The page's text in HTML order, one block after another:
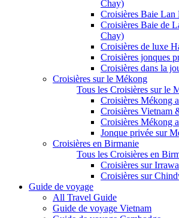
Chay)
Croisières Baie Lan
Croisières Baie de
Chay)
Croisières de luxe
Croisières jonques
Croisières dans la
Croisières sur le Mékong
Tous les Croisières sur le
Croisières Mékong
Croisières Vietnam
Croisières Mékong
Jonque privée sur
Croisières en Birmanie
Tous les Croisières en
Croisières sur
Croisières sur
Guide de voyage
All Travel Guide
Guide de voyage Vietnam